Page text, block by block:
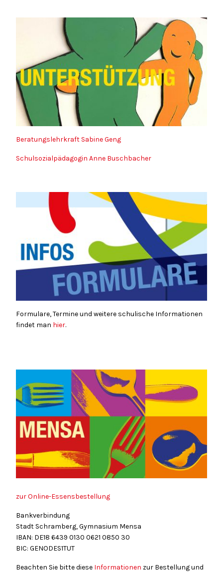
Beratungslehrkraft Sabine Geng
Schulsozialpädagogin Anne Buschbacher
Formulare, Termine und weitere schulische Informationen
findet man hier.
zur Online-Essensbestellung
Bankverbindung
Stadt Schramberg, Gymnasium Mensa
IBAN: DE18 6439 0130 0621 0850 30
BIC: GENODES1TUT
Beachten Sie bitte diese Informationen zur Bestellung und